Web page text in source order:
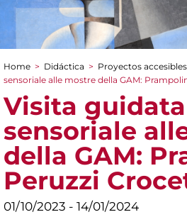
You are here
Home > Didáctica > Proyectos accesibles
sensoriale alle mostre della GAM:
Visita
sensoriale
della GAM:
Peruzzi
01/10/2023 - 14/01/2024